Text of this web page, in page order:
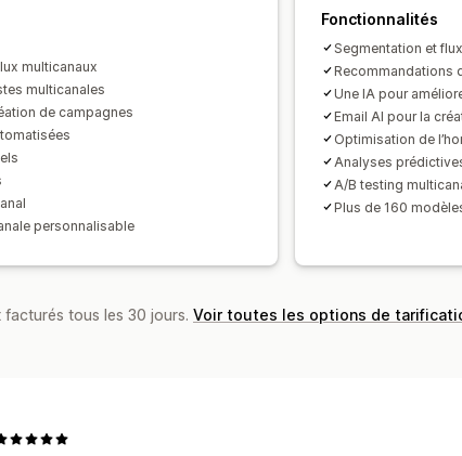
Liste de collecte de
Automatisations Ciblage
Rapports Informations
Analyses de données
API et webhooks
multicanaux
multicanales
de campagnes
personnalisable
Fonctionnalités
Segmentation et
Recommandations
Une IA pour
Email AI pour la
Optimisation de
Analyses
A/B testing
Plus de 160
facturés tous les 30 jours. Voir toutes les options de